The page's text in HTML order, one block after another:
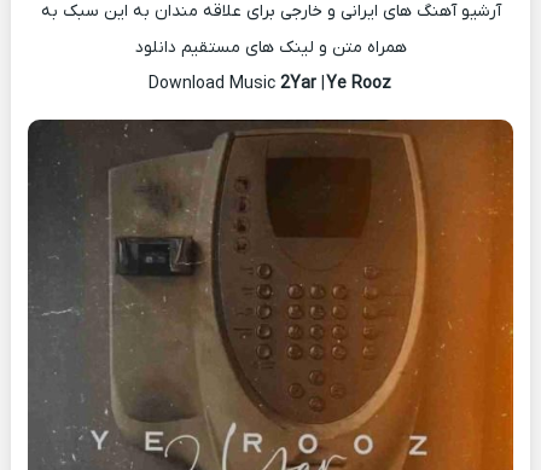
آرشیو آهنگ های ایرانی و خارجی برای علاقه مندان به این سبک به
همراه متن و لینک های مستقیم دانلود
2Yar |Ye Rooz